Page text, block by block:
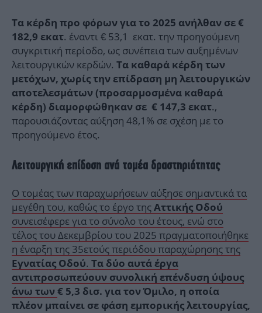
Τα κέρδη προ φόρων για το 2025 ανήλθαν σε €
182,9 εκατ. έναντι € 53,1 εκατ. την προηγούμενη
συγκριτική περίοδο, ως συνέπεια των αυξημένων
λειτουργικών κερδών. Τα καθαρά κέρδη των
μετόχων, χωρίς την επίδραση μη λειτουργικών
αποτελεσμάτων (προσαρμοσμένα καθαρά
κέρδη) διαμορφώθηκαν σε € 147,3 εκατ.,
παρουσιάζοντας αύξηση 48,1% σε σχέση με το
προηγούμενο έτος.
Λειτουργική επίδοση ανά τομέα δραστηριότητας
Ο τομέας των παραχωρήσεων αύξησε σημαντικά τα
μεγέθη του, καθώς το έργο της Αττικής Οδού
συνεισέφερε για το σύνολο του έτους, ενώ στο
τέλος του Δεκεμβρίου του 2025 πραγματοποιήθηκε
η έναρξη της 35ετούς περιόδου παραχώρησης της
Εγνατίας Οδού. Τα δύο αυτά έργα
αντιπροσωπεύουν συνολική επένδυση ύψους
άνω των € 5,3 δισ. για τον Όμιλο, η οποία
πλέον μπαίνει σε φάση εμπορικής λειτουργίας,